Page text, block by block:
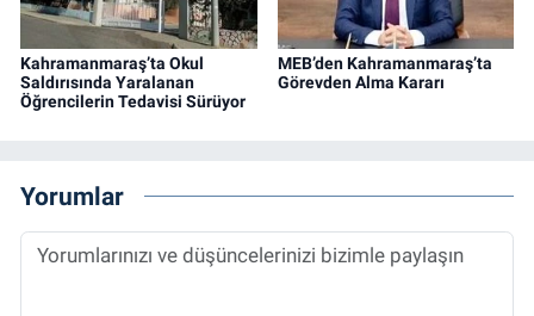
Kahramanmaraş’ta Okul
Saldırısında Yaralanan
Öğrencilerin Tedavisi Sürüyor
MEB’den Kahramanmaraş’ta
Görevden Alma Kararı
Yorumlar